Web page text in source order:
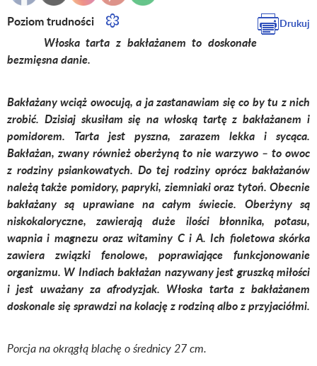
Drukuj
Poziom trudności
Włoska tarta z bakłażanem to doskonałe
bezmięsna danie.
Bakłażany wciąż owocują, a ja zastanawiam się co by tu z nich
zrobić. Dzisiaj skusiłam się na włoską tartę z bakłażanem i
pomidorem. Tarta jest pyszna, zarazem lekka i sycąca.
Bakłażan, zwany również oberżyną to nie warzywo – to owoc
z rodziny psiankowatych. Do tej rodziny oprócz bakłażanów
należą także pomidory, papryki, ziemniaki oraz tytoń. Obecnie
bakłażany są uprawiane na całym świecie. Oberżyny są
niskokaloryczne, zawierają duże ilości błonnika, potasu,
wapnia i magnezu oraz witaminy C i A. Ich fioletowa skórka
zawiera związki fenolowe, poprawiające funkcjonowanie
organizmu. W Indiach bakłażan nazywany jest gruszką miłości
i jest uważany za afrodyzjak. Włoska tarta z bakłażanem
doskonale się sprawdzi na kolację z rodziną albo z przyjaciółmi.
Porcja na okrągłą blachę o średnicy 27 cm.